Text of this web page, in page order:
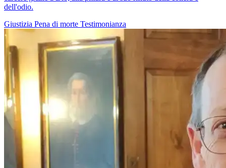
dell'odio.
Giustizia Pena di morte Testimonianza